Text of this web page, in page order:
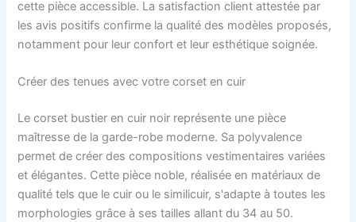
cette pièce accessible. La satisfaction client attestée par
les avis positifs confirme la qualité des modèles proposés,
notamment pour leur confort et leur esthétique soignée.
Créer des tenues avec votre corset en cuir
Le corset bustier en cuir noir représente une pièce
maîtresse de la garde-robe moderne. Sa polyvalence
permet de créer des compositions vestimentaires variées
et élégantes. Cette pièce noble, réalisée en matériaux de
qualité tels que le cuir ou le similicuir, s'adapte à toutes les
morphologies grâce à ses tailles allant du 34 au 50.